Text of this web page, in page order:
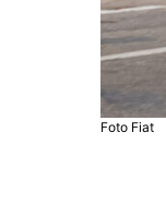
Foto Fiat